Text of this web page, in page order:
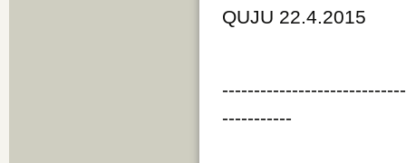
QUJU 22.4.2015
-----------